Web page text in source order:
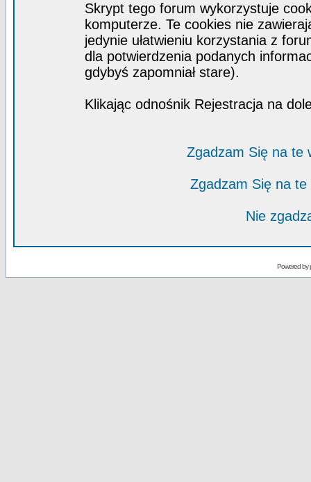
Skrypt tego forum wykorzystuje
komputerze. Te cookies nie
jedynie ułatwieniu korzystania z
dla potwierdzenia podanych
gdybyś zapomniał stare).
Klikając odnośnik Rejestracja na
Zgadzam Się na te
Zgadzam Się na
Nie
Powered by